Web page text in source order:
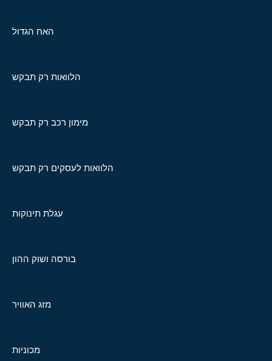
האח הגדול
הלוואות רק תבקש
מימון רכב רק תבקש
הלוואות לעסקים רק תבקש
עגלת תינוקות
בורסה ושוק ההון
מזג האוויר
מכוניות